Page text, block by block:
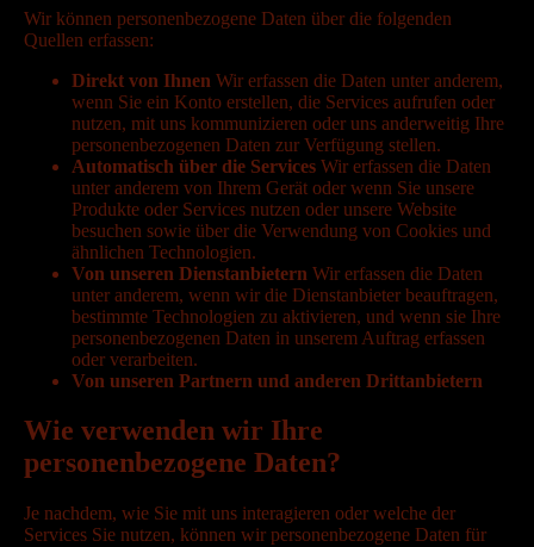
Wir können personenbezogene Daten über die folgenden
Quellen erfassen:
Direkt von Ihnen Wir erfassen die Daten unter anderem,
wenn Sie ein Konto erstellen, die Services aufrufen oder
nutzen, mit uns kommunizieren oder uns anderweitig Ihre
personenbezogenen Daten zur Verfügung stellen.
Automatisch über die Services Wir erfassen die Daten
unter anderem von Ihrem Gerät oder wenn Sie unsere
Produkte oder Services nutzen oder unsere Website
besuchen sowie über die Verwendung von Cookies und
ähnlichen Technologien.
Von unseren Dienstanbietern Wir erfassen die Daten
unter anderem, wenn wir die Dienstanbieter beauftragen,
bestimmte Technologien zu aktivieren, und wenn sie Ihre
personenbezogenen Daten in unserem Auftrag erfassen
oder verarbeiten.
Von unseren Partnern und anderen Drittanbietern
Wie verwenden wir Ihre
personenbezogene Daten?
Je nachdem, wie Sie mit uns interagieren oder welche der
Services Sie nutzen, können wir personenbezogene Daten für